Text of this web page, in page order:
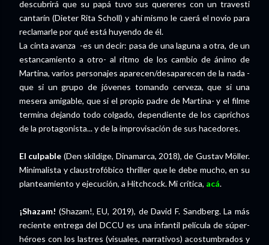
descubrirá que su papá tuvo sus quereres con un travesti
cantarín (Dieter Rita Scholl) y ahí mismo le caerá el novio para
reclamarle por qué está huyendo de él.
La cinta avanza -es un decir: pasa de una laguna a otra, de un
estancamiento a otro- al ritmo de los cambio de ánimo de
Martina, varios personajes aparecen/desaparecen de la nada -
que si un grupo de jóvenes tomando cerveza, que si una
mesera amigable, que si el propio padre de Martina- y el filme
termina dejando todo colgado, dependiente de los caprichos
de la protagonista... y de la improvisación de sus hacedores.
El culpable (Den skildige, Dinamarca, 2018), de Gustav Möller.
Minimalista y claustrofóbico thriller que le debe mucho, en su
planteamiento y ejecución, a Hitchcock. Mi crítica, acá.
¡Shazam! (Shazam!, EU, 2019), de David F. Sandberg. La más
reciente entrega del DCCU es una infantil película de súper-
héroes con los lastres (visuales, narrativos) acostumbrados y